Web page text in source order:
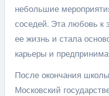
небольшие
соседей. Эта любовь к
ее жизнь и стала
карьеры и
После окончания
Московский